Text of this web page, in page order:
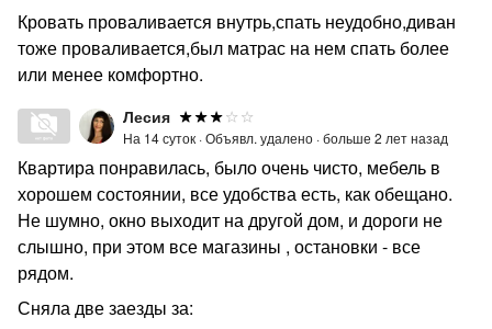
Кровать проваливается внутрь,спать неудобно,диван
тоже проваливается,был матрас на нем спать более
или менее комфортно.
Лесия
На 14 суток ·Объявл. удалено ·больше 2 лет назад
Квартира понравилась, было очень чисто, мебель в
хорошем состоянии, все удобства есть, как обещано.
Не шумно, окно выходит на другой дом, и дороги не
слышно, при этом все магазины , остановки - все
рядом.
Сняла две заезды за: